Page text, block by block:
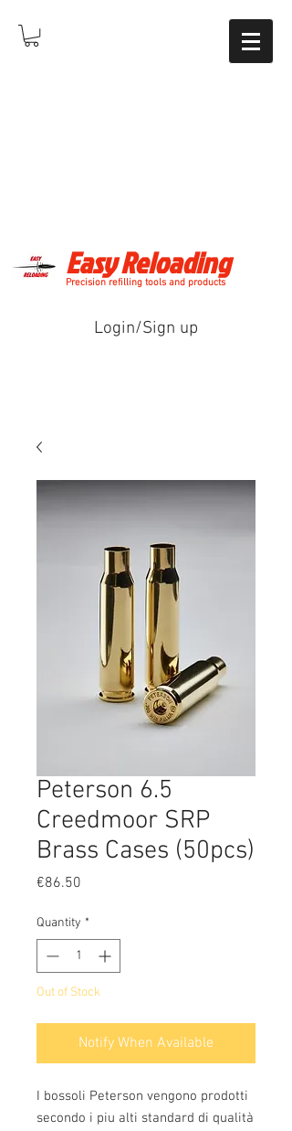
Easy Reloading
Precision refilling tools and products
Login/Sign up
Peterson 6.5
Creedmoor SRP
Brass Cases (50pcs)
€86.50
Quantity *
Out of Stock
Notify When Available
I bossoli Peterson vengono prodotti
secondo i piu alti standard di qualità